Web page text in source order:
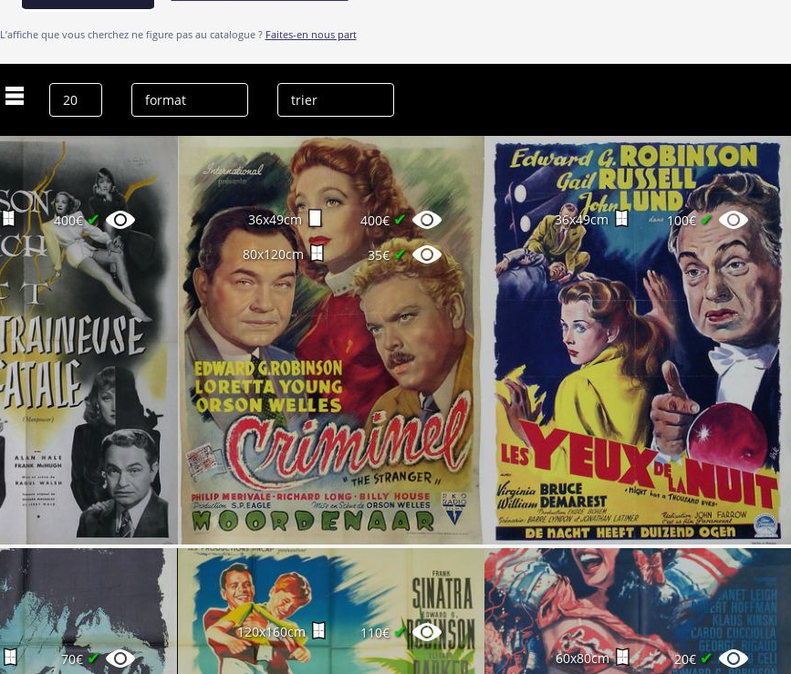
L’affiche que vous cherchez ne figure pas au catalogue ? Faites-en nous part
Edward G. Robinson
effacer l’historique
400€✔ 36x49cm 400€✔
80x120cm 35€✔
36x49cm 100€✔
70€✔
120x160cm 110€ ✔
60x80cm 20€✔